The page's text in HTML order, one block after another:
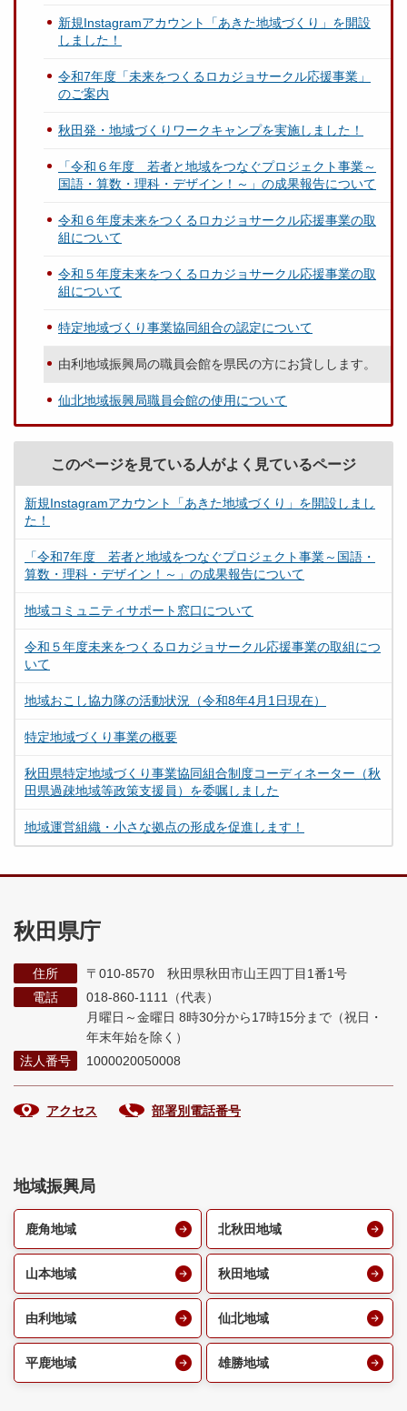
新規Instagramアカウント「あきた地域づくり」を開設
しました！
令和7年度「未来をつくるロカジョサークル応援事業」
のご案内
秋田発・地域づくりワークキャンプを実施しました！
「令和６年度 若者と地域をつなぐプロジェクト事業～
国語・算数・理科・デザイン！～」の成果報告について
令和６年度未来をつくるロカジョサークル応援事業の取
組について
令和５年度未来をつくるロカジョサークル応援事業の取
組について
特定地域づくり事業協同組合の認定について
由利地域振興局の職員会館を県民の方にお貸しします。
仙北地域振興局職員会館の使用について
このページを見ている人がよく見ているページ
新規Instagramアカウント「あきた地域づくり」を開設しまし
た！
「令和7年度 若者と地域をつなぐプロジェクト事業～国語・
算数・理科・デザイン！～」の成果報告について
地域コミュニティサポート窓口について
令和５年度未来をつくるロカジョサークル応援事業の取組につ
いて
地域おこし協力隊の活動状況（令和8年4月1日現在）
特定地域づくり事業の概要
秋田県特定地域づくり事業協同組合制度コーディネーター（秋
田県過疎地域等政策支援員）を委嘱しました
地域運営組織・小さな拠点の形成を促進します！
秋田県庁
住所
〒010-8570 秋田県秋田市山王四丁目1番1号
電話
018-860-1111（代表）
月曜日～金曜日 8時30分から17時15分まで （祝日・
年末年始を除く）
法人番号
1000020050008
アクセス 部署別電話番号
地域振興局
鹿角地域 北秋田地域
山本地域 秋田地域
由利地域 仙北地域
平鹿地域 雄勝地域